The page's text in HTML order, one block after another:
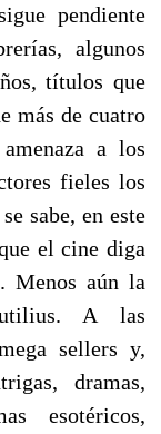
pendiente
algunos
títulos que
más de cuatro
a los
fieles los
sabe, en este
el cine diga
Menos aún la
A las
sellers y,
dramas,
esotéricos,